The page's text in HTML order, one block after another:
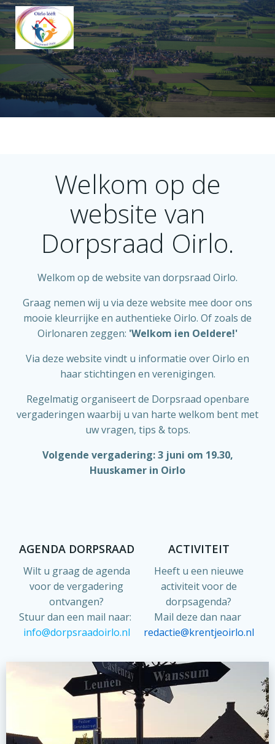
Ga
naar
de
inhoud
Welkom op de
website van
Dorpsraad Oirlo.
Welkom op de website van dorpsraad Oirlo.
Graag nemen wij u via deze website mee door ons
mooie kleurrijke en authentieke Oirlo. Of zoals de
Oirlonaren zeggen: 'Welkom ien Oeldere!'
Via deze website vindt u informatie over Oirlo en
haar stichtingen en verenigingen.
Regelmatig organiseert de Dorpsraad openbare
vergaderingen waarbij u van harte welkom bent met
uw vragen, tips & tops.
Volgende vergadering: 3 juni om 19.30,
Huuskamer in Oirlo
AGENDA DORPSRAAD
Wilt u graag de agenda
voor de vergadering
ontvangen?
Stuur dan een mail naar:
info@dorpsraadoirlo.nl
ACTIVITEIT
Heeft u een nieuwe
activiteit voor de
dorpsagenda?
Mail deze dan naar
redactie@krentjeoirlo.nl